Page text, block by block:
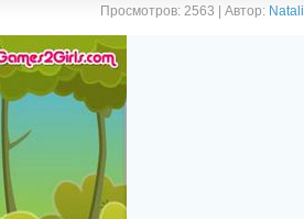
Просмотров: 2563 | Автор: Natali